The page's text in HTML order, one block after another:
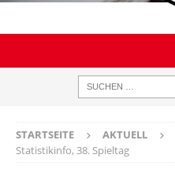
STARTSEITE AKTUELL
Statistikinfo, 38. Spieltag